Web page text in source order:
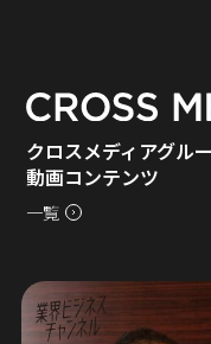
クロスメディアグル
動画コンテンツ
一覧